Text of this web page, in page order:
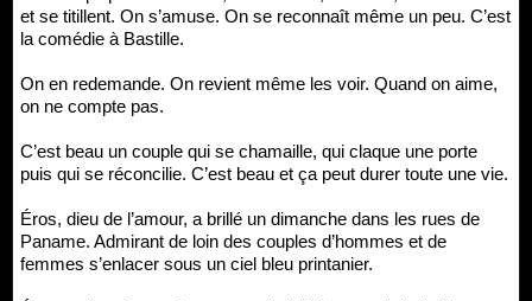
et se titillent. On s’amuse. On se reconnaît même un peu. C’est
la comédie à Bastille.
On en redemande. On revient même les voir. Quand on aime,
on ne compte pas.
C’est beau un couple qui se chamaille, qui claque une porte
puis qui se réconcilie. C’est beau et ça peut durer toute une vie.
Éros, dieu de l’amour, a brillé un dimanche dans les rues de
Paname. Admirant de loin des couples d’hommes et de
femmes s’enlacer sous un ciel bleu printanier.